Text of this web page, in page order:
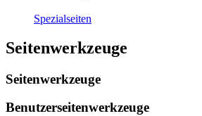
Spezialseiten
Seitenwerkzeuge
Seitenwerkzeuge
Benutzerseitenwerkzeuge